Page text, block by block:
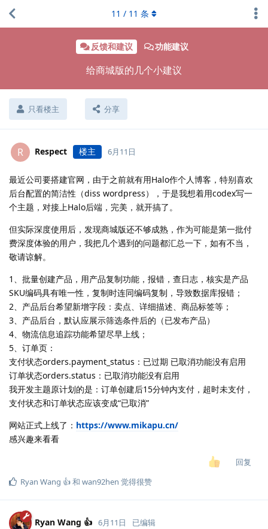
反馈和建议 功能建议
给商城版的几个小建议
只看楼主 分享
11 / 11 条
R Respect 楼主 6月11日
最近公司要搭建官网，由于之前就有用Halo作个人博客，特别喜欢
后台配置的简洁性（diss wordpress），于是我想着用codex写一
个主题，对接上Halo后端，完美，就开搞了。
但实际深度使用后，发现商城版还不够成熟，作为可能是第一批付
费深度体验的用户，我把几个遇到的问题都汇总一下，如有不当，
敬请谅解。
1、批量创建产品，用产品复制功能，报错，查日志，核实是产品
SKU编码具有唯一性，复制时连同编码复制，导致数据库报错；
2、产品后台希望新增字段：卖点、详细描述、商品标签等；
3、产品后台，默认应展示筛选条件后的（已发布产品）
4、物流信息追踪功能希望尽早上线；
5、订单页：
支付状态orders.payment_status：已过期 已取消功能没有启用
订单状态orders.status：已取消功能没有启用
我开发主题原计划的是：订单创建后15分钟内支付，超时未支付，
支付状态和订单状态应该变成“已取消”
网站正式上线了： https://www.mikapu.cn/
感兴趣来看看
回复
Ryan Wang 👍和 wan92hen 觉得很赞
Ryan Wang 👍 6月11日 已编辑